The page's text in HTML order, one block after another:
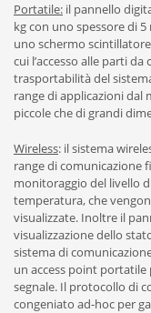
Portatile: il pannello
kg con uno spessore di
uno schermo
cui l’accesso alle parti
trasportabilità del
range di applicazioni dal
piccole che di grandi
Wireless: il sistema
range di comunicazione
monitoraggio del livello
temperatura, che
visualizzate. Inoltre il
visualizzazione dello
sistema di
un access point
segnale. Il protocollo di
congeniato ad-hoc per